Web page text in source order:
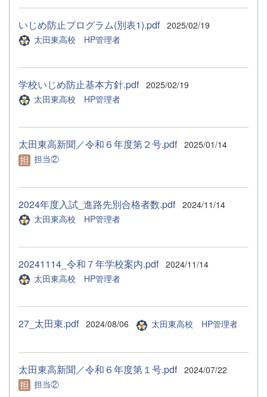
いじめ防止プログラム(別表1).pdf 2025/02/19
太田東高校 HP管理者
学校いじめ防止基本方針.pdf 2025/02/19
太田東高校 HP管理者
太田東高新聞／令和６年度第２号.pdf 2025/01/14
担当②
2024年度入試_進路先別合格者数.pdf 2024/11/14
太田東高校 HP管理者
20241114_令和７年学校案内.pdf 2024/11/14
太田東高校 HP管理者
27_太田東.pdf 2024/08/06 太田東高校 HP管理者
太田東高新聞／令和６年度第１号.pdf 2024/07/22
担当②